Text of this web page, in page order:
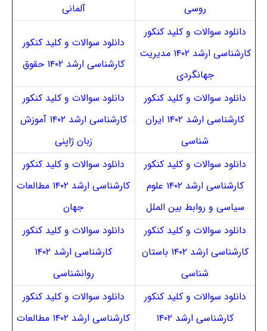
روسی
آلمانی
دانلود سوالات و کلید کنکور
کارشناسی ارشد ۱۴۰۲ مدیریت
جهانگردی
دانلود سوالات و کلید کنکور
کارشناسی ارشد ۱۴۰۲ حقوق
دانلود سوالات و کلید کنکور
کارشناسی ارشد ۱۴۰۲ ایران
شناسی
دانلود سوالات و کلید کنکور
کارشناسی ارشد ۱۴۰۲ آموزش
زبان ژاپنی
دانلود سوالات و کلید کنکور
کارشناسی ارشد ۱۴۰۲ علوم
سیاسی و روابط بین الملل
دانلود سوالات و کلید کنکور
کارشناسی ارشد ۱۴۰۲ مطالعات
جهان
دانلود سوالات و کلید کنکور
کارشناسی ارشد ۱۴۰۲ باستان
شناسی
دانلود سوالات و کلید کنکور
کارشناسی ارشد ۱۴۰۲
روانشناسی
دانلود سوالات و کلید کنکور
کارشناسی ارشد ۱۴۰۲
دانلود سوالات و کلید کنکور
کارشناسی ارشد ۱۴۰۲ مطالعات